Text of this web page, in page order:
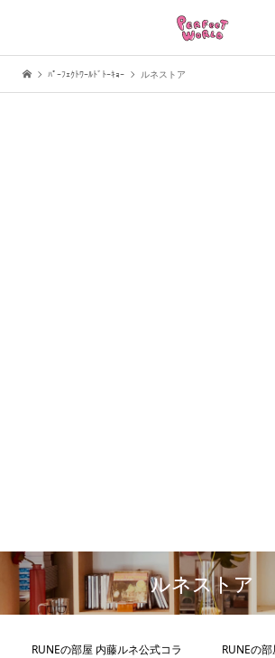
ﾊﾟｰﾌｪｸﾄﾜｰﾙﾄﾞﾄｰｷｮｰ ルネストア
ルネストア
RUNEの部屋 内藤ルネ公式コラ
RUNEの